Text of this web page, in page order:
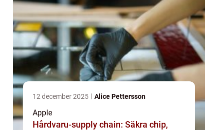
12 december 2025 Alice Pettersson
Apple
Hårdvaru-supply chain: Säkra chip,